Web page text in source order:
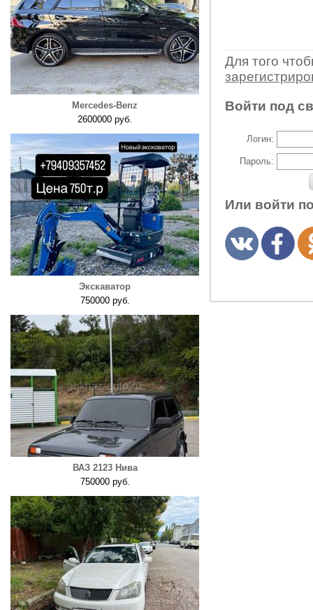
Mercedes-Benz
2600000 руб.
Экскаватор
750000 руб.
ВАЗ 2123 Нива
750000 руб.
Для того
Войти под
Логин:
Пароль:
Или войти